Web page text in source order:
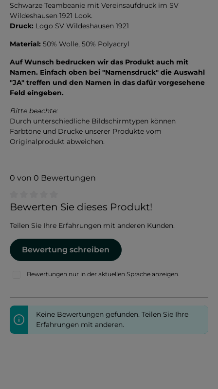
Schwarze Teambeanie mit Vereinsaufdruck im SV
Wildeshausen 1921 Look.
Druck: Logo SV Wildeshausen 1921
Material: 50% Wolle, 50% Polyacryl
Auf Wunsch bedrucken wir das Produkt auch mit
Namen. Einfach oben bei "Namensdruck" die Auswahl
"JA" treffen und den Namen in das dafür vorgesehene
Feld eingeben.
Bitte beachte:
Durch unterschiedliche Bildschirmtypen können
Farbtöne und Drucke unserer Produkte vom
Originalprodukt abweichen.
0 von 0 Bewertungen
Durchschnittliche Bewertung von 0 von 5 Sternen
Bewerten Sie dieses Produkt!
Teilen Sie Ihre Erfahrungen mit anderen Kunden.
Bewertung schreiben
Bewertungen nur in der aktuellen Sprache anzeigen.
Keine Bewertungen gefunden. Teilen Sie Ihre
Erfahrungen mit anderen.